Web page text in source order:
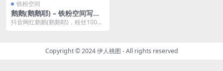
铁粉空间
鹅鹅(鹅鹅耶) – 铁粉空间写真
&视频合集【持续更新中】
抖音网红鹅鹅(鹅鹅耶)，粉丝100W
Copyright © 2024伊人桃图 - All rights reserved